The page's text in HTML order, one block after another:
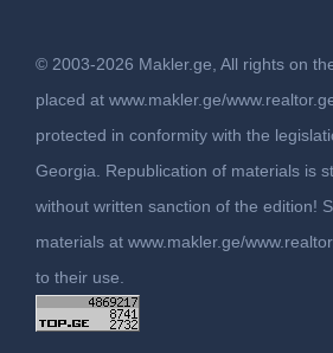
© 2003-2026 Makler.ge, All rights on
placed at www.makler.ge/
protected in conformity with the
Georgia. Republication of materials is
without written sanction of the edition!
materials at www.makler.ge/
to their use.